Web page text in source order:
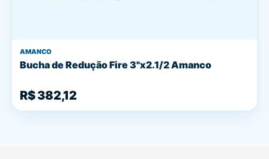
AMANCO
Bucha de Redução Fire 3"x2.1/2 Amanco
R$ 382,12